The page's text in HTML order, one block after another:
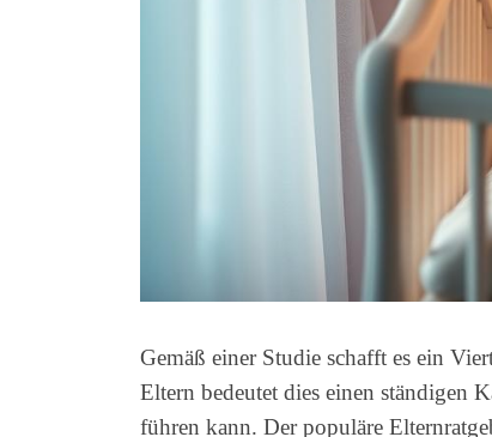
Gemäß einer Studie schafft es ein
Eltern bedeutet dies einen ständigen
führen kann. Der populäre